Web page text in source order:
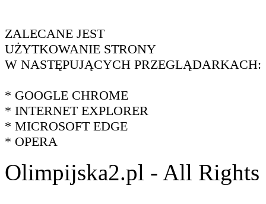
ZALECANE JEST
UŻYTKOWANIE STRONY
W NASTĘPUJĄCYCH PRZEGLĄDARKACH:
* GOOGLE CHROME
* INTERNET EXPLORER
* MICROSOFT EDGE
* OPERA
Olimpijska2.pl - All Rights